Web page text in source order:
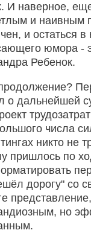
И наверное,
и наивным
и остаться в
юмора -
Ребенок.
о дальнейшей
числа
никто не
пришлось по
дорогу" со
но